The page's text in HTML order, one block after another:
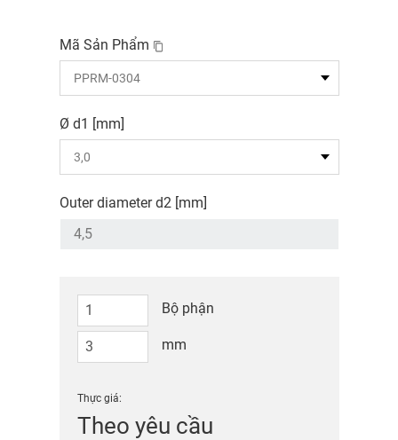
Mã Sản Phẩm
Ø d1 [mm]
Outer diameter d2 [mm]
Bộ phận
mm
Thực giá:
Theo yêu cầu